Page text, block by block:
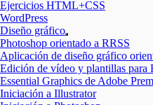
Ejercicios HTML+CSS
WordPress
Diseño gráfico
Mostrar
el
submenú
Photoshop orientado a RRSS
Aplicación de diseño gráfico
Edición de vídeo y plantillas para
Essential Graphics de Adobe
Iniciación a Illustrator